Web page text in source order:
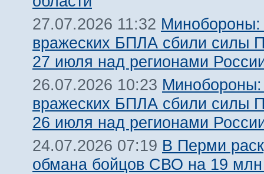
27.07.2026 11:32 Минобороны:
вражеских БПЛА сбили силы
27 июля над регионами
26.07.2026 10:23
вражеских БПЛА сбили силы
26 июля над регионами
24.07.2026 07:19 В Перми
обмана бойцов СВО на 19 млн